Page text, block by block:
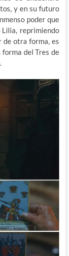
y en su futuro
poder que
Lilia, reprimiendo
de otra forma, es
del Tres de